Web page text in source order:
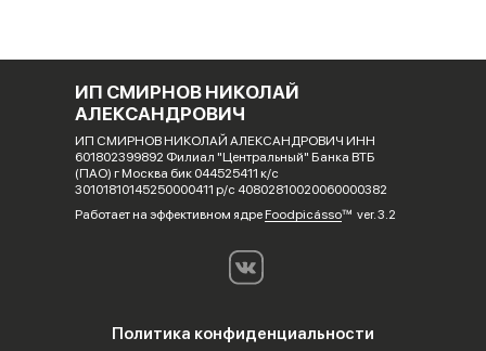
ИП СМИРНОВ НИКОЛАЙ
АЛЕКСАНДРОВИЧ
ИП СМИРНОВ НИКОЛАЙ АЛЕКСАНДРОВИЧ ИНН
601802399892 Филиал "Центральный" Банка ВТБ
(ПАО) г Москва бик 044525411 к/с
30101810145250000411 р/с 40802810020060000382
Работает на эффективном ядре Foodpicássover. 3.2
Политика конфиденциальности